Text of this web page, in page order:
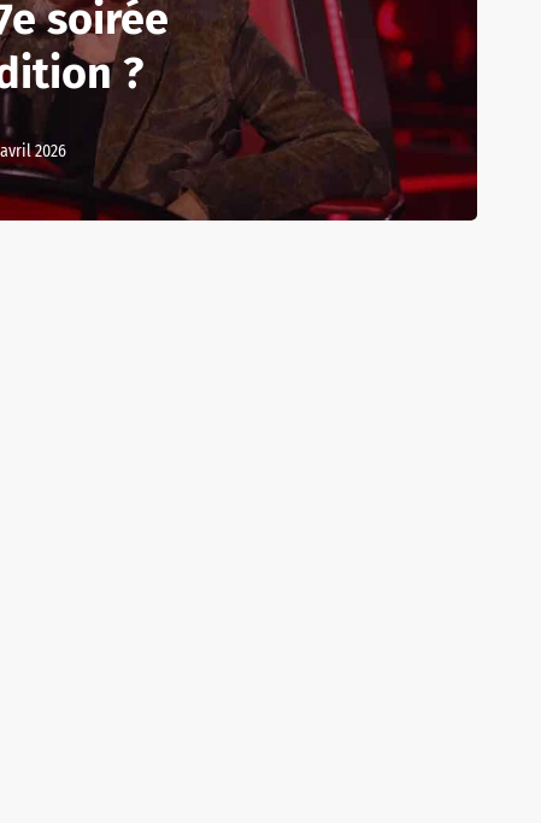
soirée
?
avril 2026